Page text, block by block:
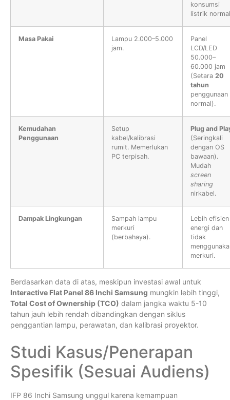
konsumsi
listrik
Masa Pakai
Lampu 2.000–5.000
jam.
Panel
LCD/LED
50.000–
60.000 jam
(Setara 20
tahun
penggunaan
normal).
Kemudahan
Penggunaan
Setup
kabel/kalibrasi
rumit. Memerlukan
PC terpisah.
Plug and
(Seringkali
dengan OS
bawaan).
Mudah
screen
sharing
nirkabel.
Dampak Lingkungan
Sampah lampu
merkuri
(berbahaya).
Lebih efisien
energi dan
tidak
merkuri.
Berdasarkan data di atas, meskipun investasi awal untuk
Interactive Flat Panel 86 Inchi Samsung mungkin lebih tinggi,
Total Cost of Ownership (TCO) dalam jangka waktu 5-10
tahun jauh lebih rendah dibandingkan dengan siklus
penggantian lampu, perawatan, dan kalibrasi proyektor.
Studi Kasus/Penerapan
Spesifik (Sesuai Audiens)
IFP 86 Inchi Samsung unggul karena kemampuan